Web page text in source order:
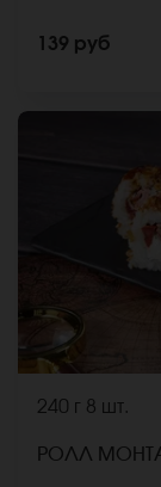
139 руб
240 г 8 шт.
РОЛЛ